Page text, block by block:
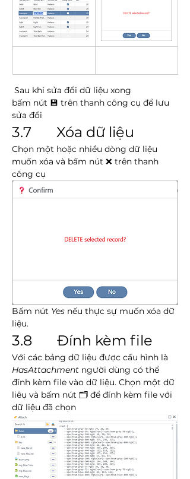
Sau khi sửa đổi dữ liệu xong
bấm nút 💾 trên thanh công cụ để lưu
sửa đổi
3.7       Xóa dữ liệu
Chọn một hoặc nhiều dòng dữ liệu
muốn xóa và bấm nút ❌ trên thanh
công cụ
Bấm nút Yes nếu thực sự muốn xóa dữ
liệu.
3.8       Đính kèm file
Với các bảng dữ liệu được cấu hình là
HasAttachment người dùng có thể
đính kèm file vào dữ liệu. Chọn một dữ
liêụ và bấm nút 🗂️ để đính kèm file với
dữ liệu đã chọn